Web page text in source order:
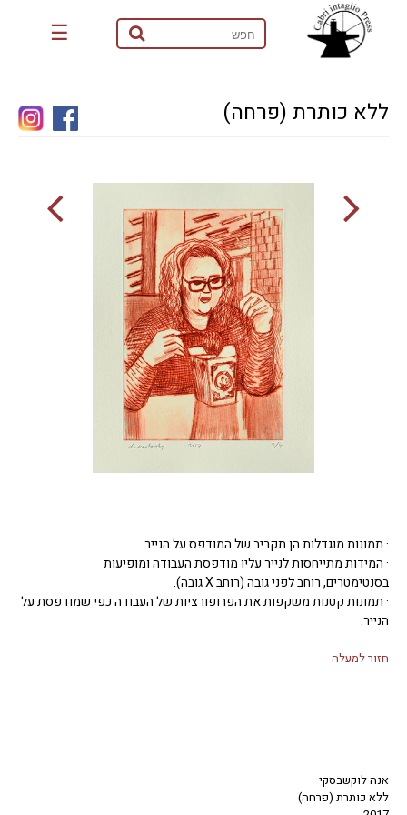
☰
ללא כותרת (פרחה)
· תמונות מוגדלות הן תקריב של המודפס על הנייר.
· המידות מתייחסות לנייר עליו מודפסת העבודה ומופיעות
בסנטימטרים, רוחב לפני גובה (רוחב X גובה).
· תמונות קטנות משקפות את הפרופורציות של העבודה כפי שמודפסת על
הנייר.
חזור למעלה
אנה לוקשבסקי
ללא כותרת (פרחה)